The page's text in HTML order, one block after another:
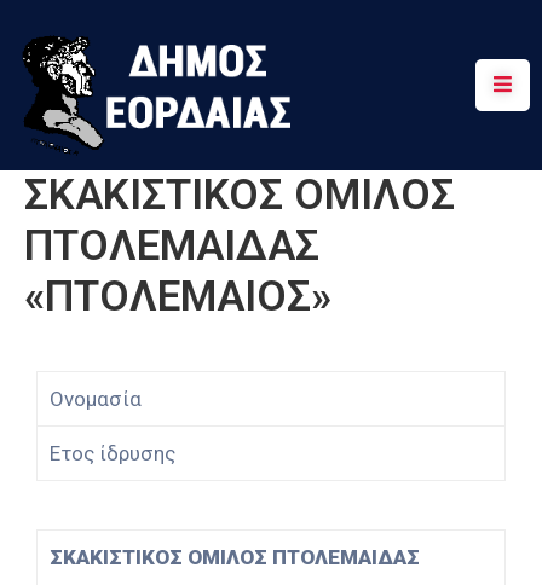
Αρχική
Πτολεμαΐδα
Κοινότητες
ΣΚΑΚΙΣΤΙΚΟΣ ΟΜΙΛΟΣ
ΠΤΟΛΕΜΑΙΔΑΣ
«ΠΤΟΛΕΜΑΙΟΣ»
Ονομασία
Ετος ίδρυσης
ΣΚΑΚΙΣΤΙΚΟΣ ΟΜΙΛΟΣ ΠΤΟΛΕΜΑΙΔΑΣ